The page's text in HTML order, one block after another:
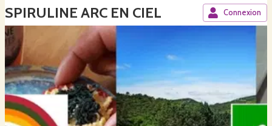
SPIRULINE ARC EN CIEL Connexion